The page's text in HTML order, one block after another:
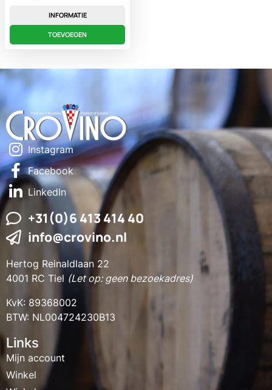
INFORMATIE
TOEVOEGEN
Instagram
Facebook
LinkedIn
+31(0)6 413 414 40
info@crovino.nl
Hertog Reinaldlaan 22
4001 RC Tiel (Let op: geen bezoekadres)
KvK: 89368002
BTW: NL004724230B13
Links
Mijn account
Winkel